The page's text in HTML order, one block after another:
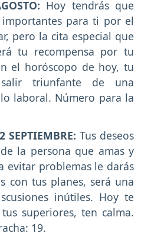
Hoy tendrás que
importantes para ti por el
pero la cita especial que
tu recompensa por tu
el horóscopo de hoy, tu
triunfante de una
laboral. Número para la
SEPTIEMBRE: Tus deseos
la persona que amas y
evitar problemas le darás
con tus planes, será una
inútiles. Hoy te
superiores, ten calma.
19.